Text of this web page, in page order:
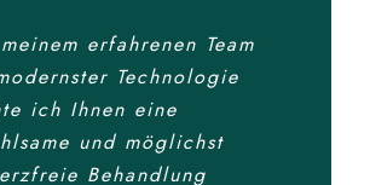
erfahrenen Team
Technologie
ich Ihnen eine
und möglichst
Behandlung